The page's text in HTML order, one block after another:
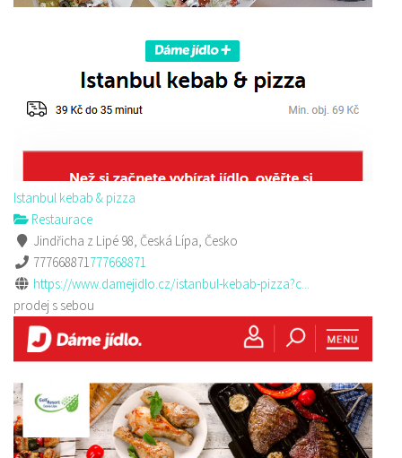
Istanbul kebab & pizza
Restaurace
Jindřicha z Lipé 98, Česká Lípa, Česko
777668871777668871
https://www.damejidlo.cz/istanbul-kebab-pizza?c...
prodej s sebou